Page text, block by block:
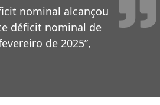
nominal alcançou
déficit nominal de
de 2025”,